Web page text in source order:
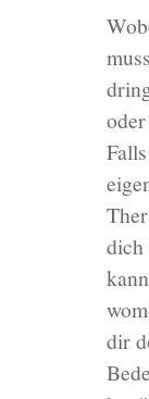
dich
dir